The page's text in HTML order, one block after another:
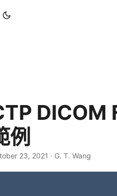
DICOM
例
23, 2021 · G. T. Wang